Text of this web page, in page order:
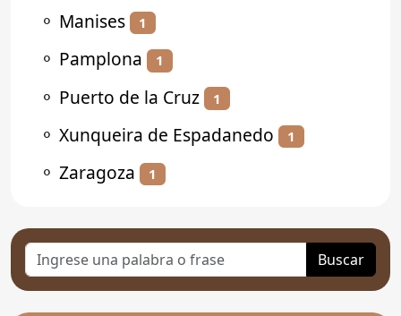
⚬ Manises 1
⚬ Pamplona 1
⚬ Puerto de la Cruz 1
⚬ Xunqueira de Espadanedo 1
⚬ Zaragoza 1
Buscar